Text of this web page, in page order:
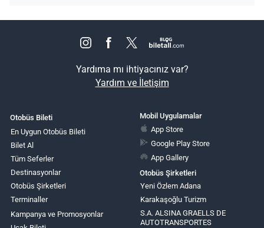
Yardıma mı ihtiyacınız var?
Yardım ve İletişim
Otobüs Bileti
En Uygun Otobüs Bileti
Bilet Al
Tüm Seferler
Destinasyonlar
Otobüs Şirketleri
Terminaller
Kampanya ve Promosyonlar
Mobil Uygulamalar
App Store
Google Play Store
App Gallery
Otobüs Şirketleri
Yeni Özlem Adana
Karakaşoğlu Turizm
S.A. ALSINA GRAELLS DE
AUTOTRANSPORTES